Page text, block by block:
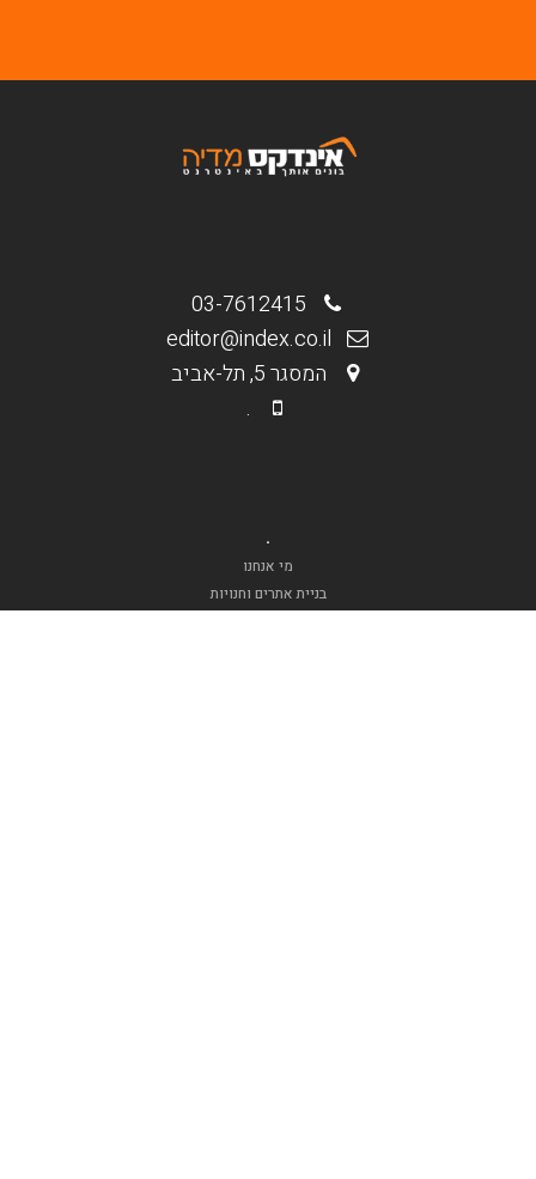
המסגר 5, תל-אביב
.
.
מי אנחנו
בניית אתרים וחנויות